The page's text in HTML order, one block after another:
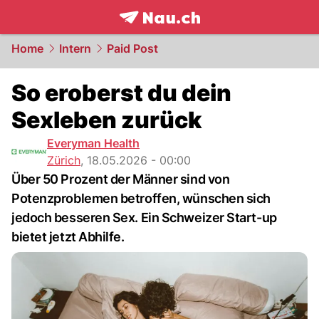
frontpage.NAU.ch
Home Intern Paid Post
So eroberst du dein
Sexleben zurück
Everyman Health
Zürich, 18.05.2026 - 00:00
Über 50 Prozent der Männer sind von
Potenzproblemen betroffen, wünschen sich
jedoch besseren Sex. Ein Schweizer Start-up
bietet jetzt Abhilfe.